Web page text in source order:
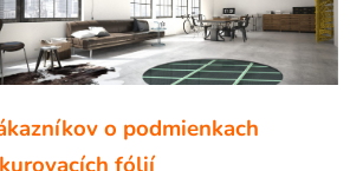
o podmienkach